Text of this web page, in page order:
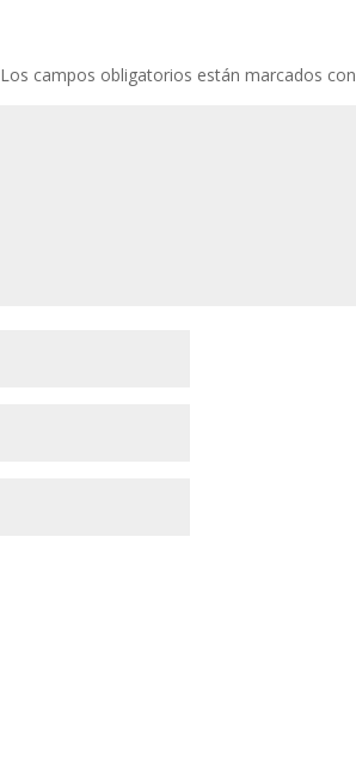
Los campos obligatorios están marcados